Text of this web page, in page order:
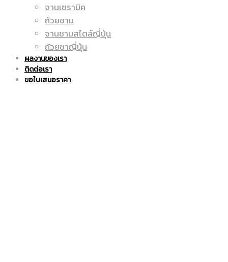
แก้ว
มัค
|
จานเซรามิค
ถ้วยชาม
จานชามสไตล์ญี่ปุ่น
ถ้วยชาญี่ปุ่น
ผลงานของเรา
ติดต่อเรา
ขอใบเสนอราคา